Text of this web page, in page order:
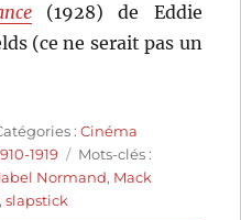
(1928) de Eddie
(ce ne serait pas un
:Cinéma
1919 Étiquettes
Mots-clés :
Normand, Mack
,slapstick